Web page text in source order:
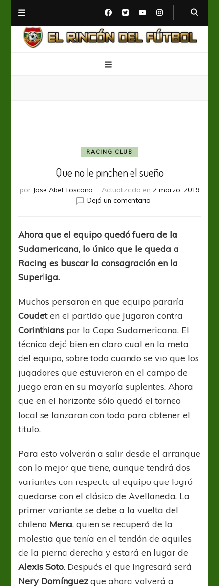
RACING CLUB
Que no le pinchen el sueño
por Jose Abel Toscano Actualizado en 2 marzo, 2019
Dejá un comentarioen
pinchen
el
sueño
Ahora que el equipo quedó fuera de la
Sudamericana, lo único que le queda a
Racing es buscar la consagración en la
Superliga.
Muchos pensaron en que equipo pararía
Coudeten el partido que jugaron contra
Corinthians por la Copa Sudamericana. El
técnico dejó bien en claro cual en la meta
del equipo, sobre todo cuando se vio que los
jugadores que estuvieron en el campo de
juego eran en su mayoría suplentes. Ahora
que en el horizonte sólo quedó el torneo
local se lanzaran con todo para obtener el
titulo.
Para esto volverán a salir desde el arranque
con lo mejor que tiene, aunque tendrá dos
variantes con respecto al equipo que logró
quedarse con el clásico de Avellaneda. La
primer variante se debe a la vuelta del
chileno Mena, quien se recuperó de la
molestia que tenía en el tendón de aquiles
de la pierna derecha y estará en lugar de
Alexis Soto. Después el que ingresará será
Nery Domínguez que ahora volverá a